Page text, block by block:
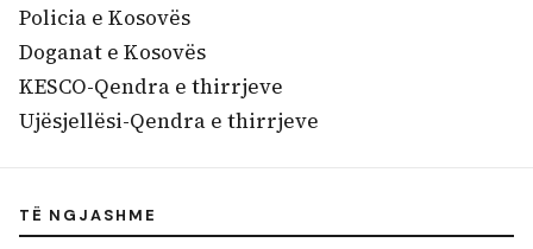
Policia e Kosovës
Doganat e Kosovës
KESCO-Qendra e thirrjeve
Ujësjellësi-Qendra e thirrjeve
TË NGJASHME